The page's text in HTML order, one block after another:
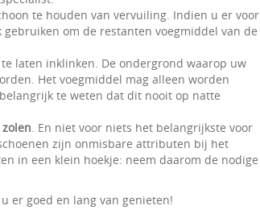
te houden van vervuiling. Indien u er voor
om de restanten voegmiddel van de
laten inklinken. De ondergrond waarop uw
Het voegmiddel mag alleen worden
te weten dat dit nooit op natte
. En niet voor niets het belangrijkste voor
zijn onmisbare attributen bij het
in een klein hoekje: neem daarom de nodige
er goed en lang van genieten!